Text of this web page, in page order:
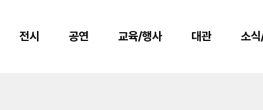
전시 공연 교육/행사 대관 소